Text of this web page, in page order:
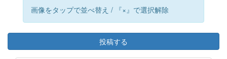
画像をタップで並べ替え / 『×』で選択解除
投稿する